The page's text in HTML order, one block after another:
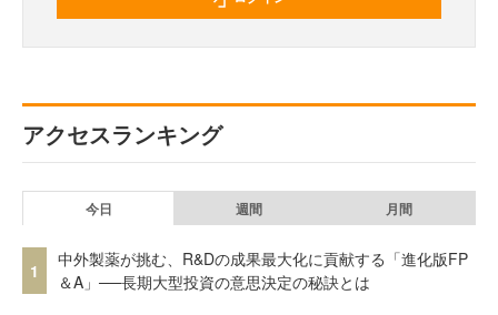
アクセスランキング
今日 週間 月間
1
中外製薬が挑む、R&Dの成果最大化に貢献する「進化版FP
＆A」──長期大型投資の意思決定の秘訣とは